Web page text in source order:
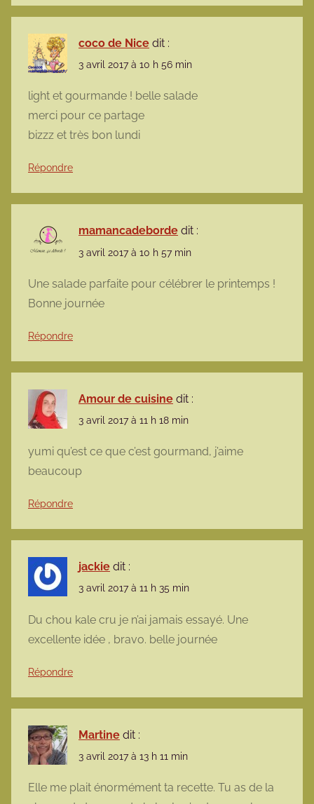
coco de Nice dit :
3 avril 2017 à 10 h 56 min
light et gourmande ! belle salade
merci pour ce partage
bizzz et très bon lundi
Répondre
mamancadeborde dit :
3 avril 2017 à 10 h 57 min
Une salade parfaite pour célébrer le printemps !
Bonne journée
Répondre
Amour de cuisine dit :
3 avril 2017 à 11 h 18 min
yumi qu’est ce que c’est gourmand, j’aime
beaucoup
Répondre
jackie dit :
3 avril 2017 à 11 h 35 min
Du chou kale cru je n’ai jamais essayé. Une
excellente idée , bravo. belle journée
Répondre
Martine dit :
3 avril 2017 à 13 h 11 min
Elle me plait énormément ta recette. Tu as de la